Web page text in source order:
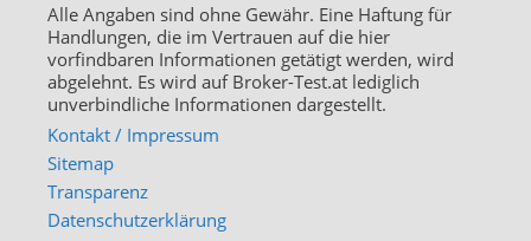
Alle Angaben sind ohne Gewähr. Eine Haftung für
Handlungen, die im Vertrauen auf die hier
vorfindbaren Informationen getätigt werden, wird
abgelehnt. Es wird auf Broker-Test.at lediglich
unverbindliche Informationen dargestellt.
Kontakt / Impressum
Sitemap
Transparenz
Datenschutzerklärung